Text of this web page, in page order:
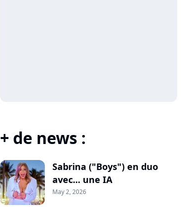
+ de news :
Sabrina ("Boys") en duo
avec... une IA
May 2, 2026